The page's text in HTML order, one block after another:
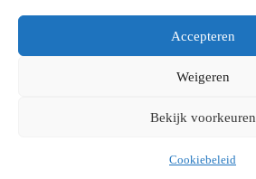
Accepteren
Weigeren
Bekijk voorkeuren
Cookiebeleid
instagram